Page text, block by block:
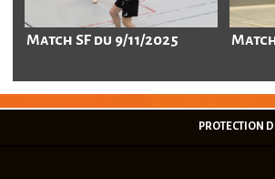
Match SF du 9/11/2025
PROTECTION